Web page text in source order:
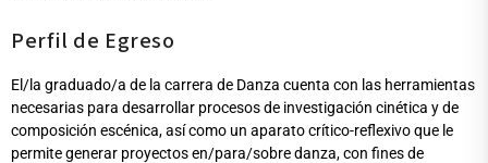
Perfil de Egreso
El/la graduado/a de la carrera de Danza cuenta con las herramientas
necesarias para desarrollar procesos de investigación cinética y de
composición escénica, así como un aparato crítico-reflexivo que le
permite generar proyectos en/para/sobre danza, con fines de